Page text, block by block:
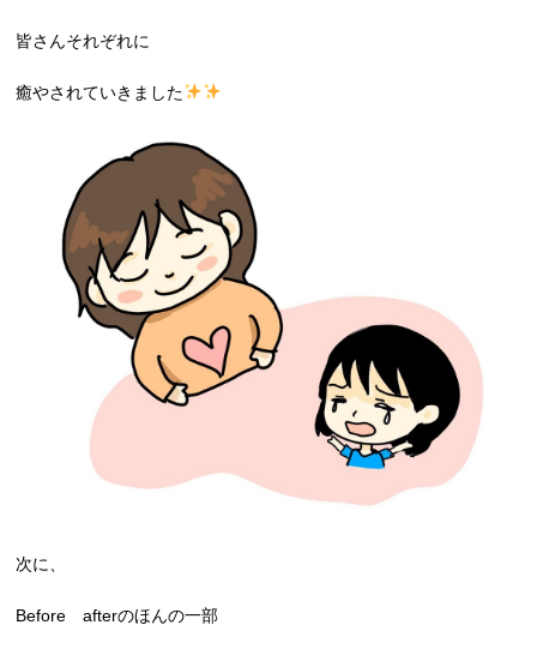
皆さんそれぞれに
癒やされていきました
次に、
Before afterのほんの一部